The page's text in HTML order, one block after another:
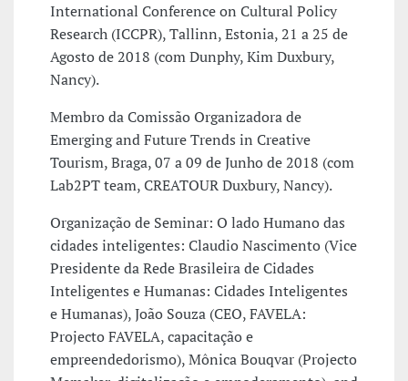
International Conference on Cultural Policy
Research (ICCPR), Tallinn, Estonia, 21 a 25 de
Agosto de 2018 (com Dunphy, Kim Duxbury,
Nancy).
Membro da Comissão Organizadora de
Emerging and Future Trends in Creative
Tourism, Braga, 07 a 09 de Junho de 2018 (com
Lab2PT team, CREATOUR Duxbury, Nancy).
Organização de Seminar: O lado Humano das
cidades inteligentes: Claudio Nascimento (Vice
Presidente da Rede Brasileira de Cidades
Inteligentes e Humanas: Cidades Inteligentes
e Humanas), João Souza (CEO, FAVELA:
Projecto FAVELA, capacitação e
empreendedorismo), Mônica Bouqvar (Projecto